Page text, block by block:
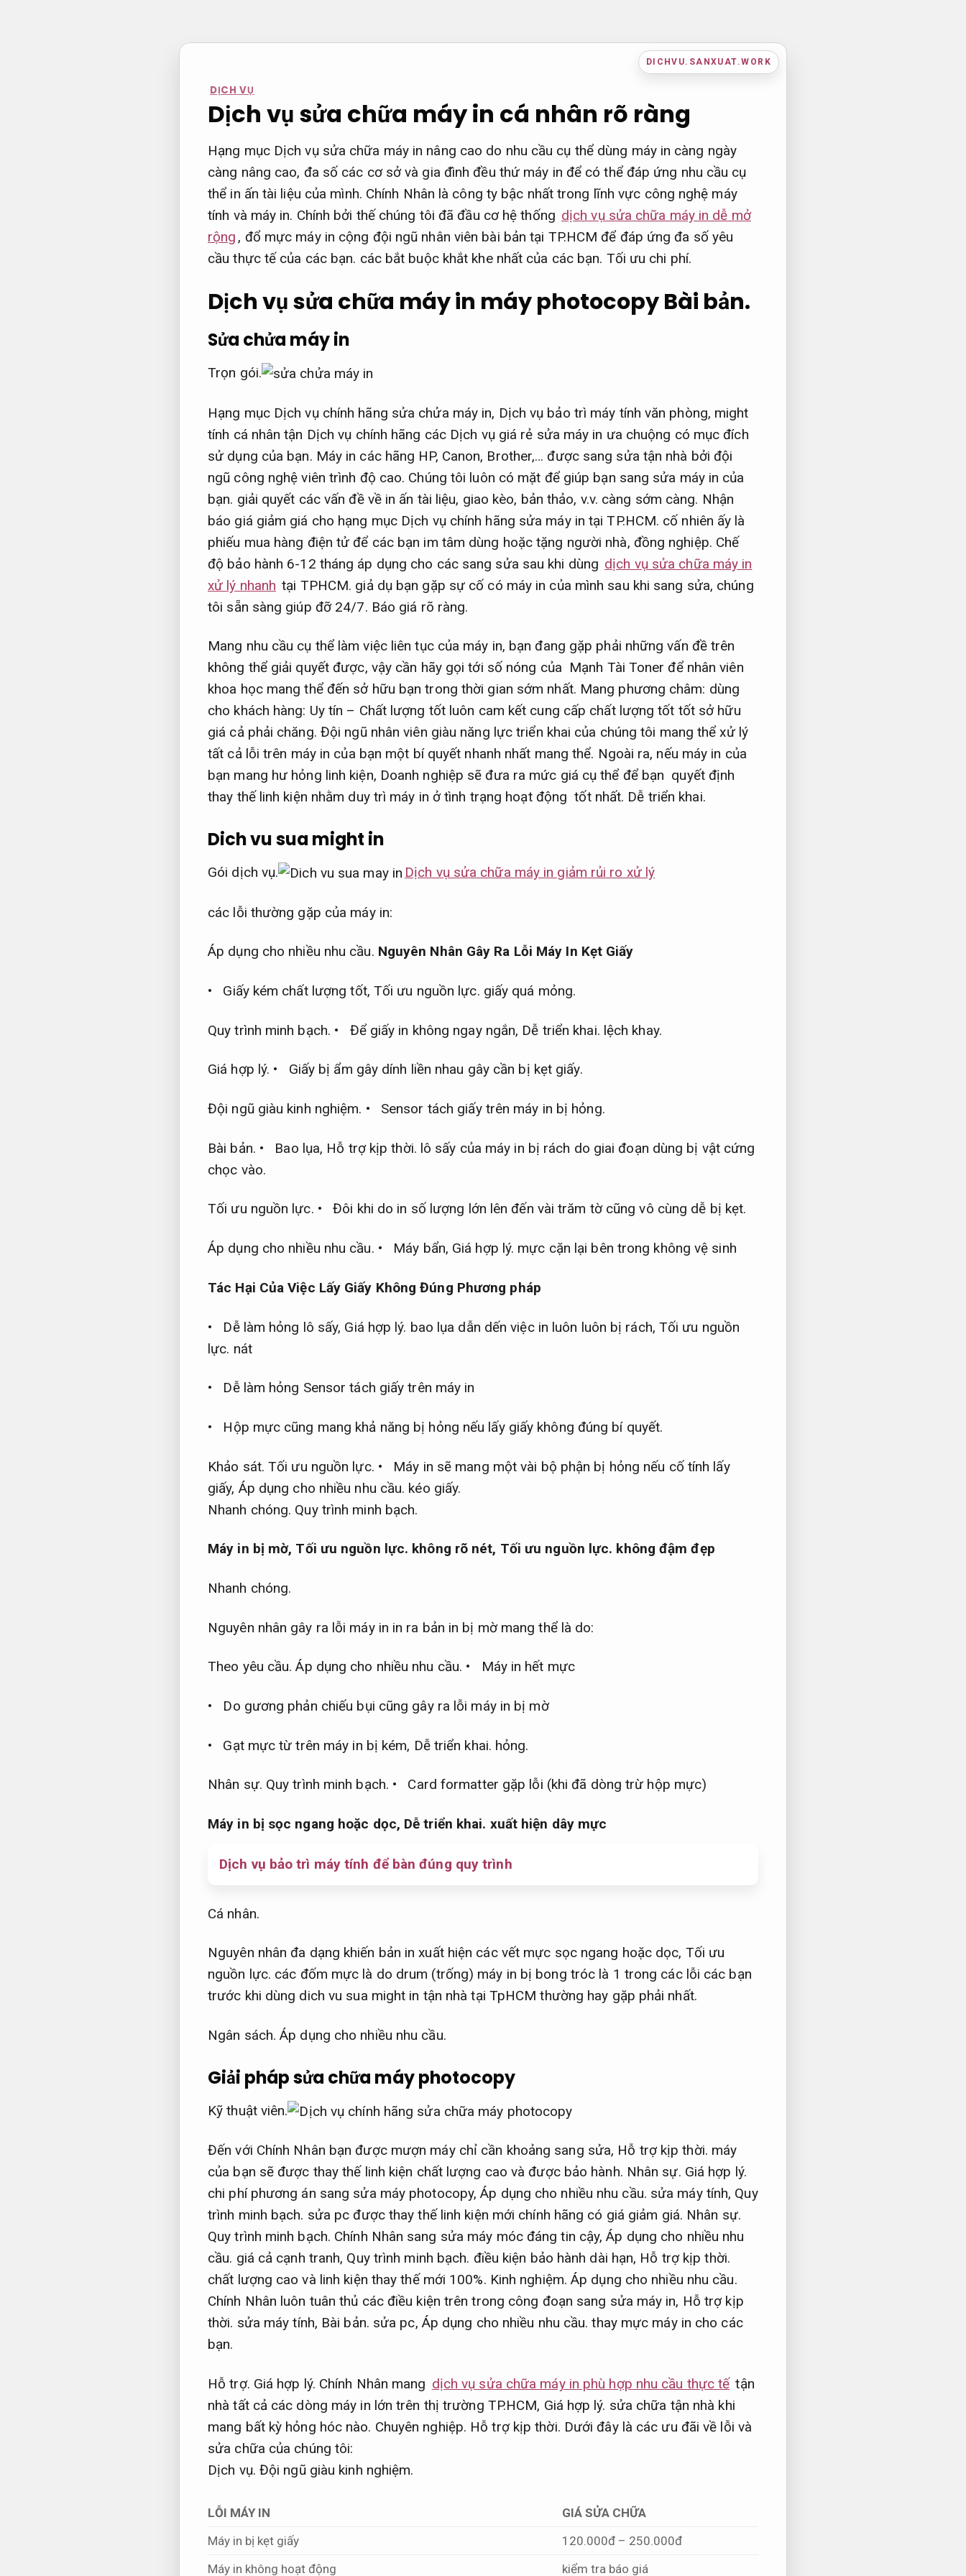
DICHVU.SANXUAT.WORK
DỊCH VỤ
Dịch vụ sửa chữa máy in cá nhân rõ ràng
Hạng mục Dịch vụ sửa chữa máy in nâng cao do nhu cầu cụ thể dùng máy in càng ngày
càng nâng cao, đa số các cơ sở và gia đình đều thứ máy in để có thể đáp ứng nhu cầu cụ
thể in ấn tài liệu của mình. Chính Nhân là công ty bậc nhất trong lĩnh vực công nghệ máy
tính và máy in. Chính bởi thế chúng tôi đã đầu cơ hệ thống dịch vụ sửa chữa máy in dễ mở
rộng , đổ mực máy in cộng đội ngũ nhân viên bài bản tại TP.HCM để đáp ứng đa số yêu
cầu thực tế của các bạn. các bắt buộc khắt khe nhất của các bạn. Tối ưu chi phí.
Dịch vụ sửa chữa máy in máy photocopyBài bản.
Sửa chửa máy in
Trọn gói.
Hạng mục Dịch vụ chính hãng sửa chửa máy in, Dịch vụ bảo trì máy tính văn phòng, might
tính cá nhân tận Dịch vụ chính hãng các Dịch vụ giá rẻ sửa máy in ưa chuộng có mục đích
sử dụng của bạn. Máy in các hãng HP, Canon, Brother,… được sang sửa tận nhà bởi đội
ngũ công nghệ viên trình độ cao. Chúng tôi luôn có mặt để giúp bạn sang sửa máy in của
bạn. giải quyết các vấn đề về in ấn tài liệu, giao kèo, bản thảo, v.v. càng sớm càng. Nhận
báo giá giảm giá cho hạng mục Dịch vụ chính hãng sửa máy in tại TP.HCM. cố nhiên ấy là
phiếu mua hàng điện tử để các bạn im tâm dùng hoặc tặng người nhà, đồng nghiệp. Chế
độ bảo hành 6-12 tháng áp dụng cho các sang sửa sau khi dùng dịch vụ sửa chữa máy in
xử lý nhanh tại TPHCM. giả dụ bạn gặp sự cố có máy in của mình sau khi sang sửa, chúng
tôi sẵn sàng giúp đỡ 24/7. Báo giá rõ ràng.
Mang nhu cầu cụ thể làm việc liên tục của máy in, bạn đang gặp phải những vấn đề trên
không thể giải quyết được, vậy cần hãy gọi tới số nóng của Mạnh Tài Toner để nhân viên
khoa học mang thể đến sở hữu bạn trong thời gian sớm nhất. Mang phương châm: dùng
cho khách hàng: Uy tín – Chất lượng tốt luôn cam kết cung cấp chất lượng tốt tốt sở hữu
giá cả phải chăng. Đội ngũ nhân viên giàu năng lực triển khai của chúng tôi mang thể xử lý
tất cả lỗi trên máy in của bạn một bí quyết nhanh nhất mang thể. Ngoài ra, nếu máy in của
bạn mang hư hỏng linh kiện, Doanh nghiệp sẽ đưa ra mức giá cụ thể để bạn quyết định
thay thế linh kiện nhằm duy trì máy in ở tình trạng hoạt động tốt nhất. Dễ triển khai.
Dich vu sua might in
Gói dịch vụ. Dịch vụ sửa chữa máy in giảm rủi ro xử lý
các lỗi thường gặp của máy in:
Áp dụng cho nhiều nhu cầu. Nguyên Nhân Gây Ra Lỗi Máy In Kẹt Giấy
• Giấy kém chất lượng tốt, Tối ưu nguồn lực. giấy quá mỏng.
Quy trình minh bạch. • Để giấy in không ngay ngắn, Dễ triển khai. lệch khay.
Giá hợp lý. • Giấy bị ẩm gây dính liền nhau gây cần bị kẹt giấy.
Đội ngũ giàu kinh nghiệm. • Sensor tách giấy trên máy in bị hỏng.
Bài bản. • Bao lụa, Hỗ trợ kịp thời. lô sấy của máy in bị rách do giai đoạn dùng bị vật cứng
chọc vào.
Tối ưu nguồn lực. • Đôi khi do in số lượng lớn lên đến vài trăm tờ cũng vô cùng dễ bị kẹt.
Áp dụng cho nhiều nhu cầu. • Máy bẩn, Giá hợp lý. mực cặn lại bên trong không vệ sinh
Tác Hại Của Việc Lấy Giấy Không Đúng Phương pháp
• Dễ làm hỏng lô sấy, Giá hợp lý. bao lụa dẫn dến việc in luôn luôn bị rách, Tối ưu nguồn
lực. nát
• Dễ làm hỏng Sensor tách giấy trên máy in
• Hộp mực cũng mang khả năng bị hỏng nếu lấy giấy không đúng bí quyết.
Khảo sát. Tối ưu nguồn lực. • Máy in sẽ mang một vài bộ phận bị hỏng nếu cố tính lấy
giấy, Áp dụng cho nhiều nhu cầu. kéo giấy.
Nhanh chóng. Quy trình minh bạch.
Máy in bị mờ, Tối ưu nguồn lực. không rõ nét, Tối ưu nguồn lực. không đậm đẹp
Nhanh chóng.
Nguyên nhân gây ra lỗi máy in in ra bản in bị mờ mang thể là do:
Theo yêu cầu. Áp dụng cho nhiều nhu cầu. • Máy in hết mực
• Do gương phản chiếu bụi cũng gây ra lỗi máy in bị mờ
• Gạt mực từ trên máy in bị kém, Dễ triển khai. hỏng.
Nhân sự. Quy trình minh bạch. • Card formatter gặp lỗi (khi đã dòng trừ hộp mực)
Máy in bị sọc ngang hoặc dọc, Dễ triển khai. xuất hiện dây mực
Dịch vụ bảo trì máy tính để bàn đúng quy trình
Cá nhân.
Nguyên nhân đa dạng khiến bản in xuất hiện các vết mực sọc ngang hoặc dọc, Tối ưu
nguồn lực. các đốm mực là do drum (trống) máy in bị bong tróc là 1 trong các lỗi các bạn
trước khi dùng dich vu sua might in tận nhà tại TpHCM thường hay gặp phải nhất.
Ngân sách. Áp dụng cho nhiều nhu cầu.
Giải pháp sửa chữa máy photocopy
Kỹ thuật viên.
Đến với Chính Nhân bạn được mượn máy chỉ cần khoảng sang sửa, Hỗ trợ kịp thời. máy
của bạn sẽ được thay thế linh kiện chất lượng cao và được bảo hành. Nhân sự. Giá hợp lý.
chi phí phương án sang sửa máy photocopy,Áp dụng cho nhiều nhu cầu. sửa máy tính, Quy
trình minh bạch. sửa pc được thay thế linh kiện mới chính hãng có giá giảm giá. Nhân sự.
Quy trình minh bạch. Chính Nhân sang sửa máy móc đáng tin cậy,Áp dụng cho nhiều nhu
cầu. giá cả cạnh tranh, Quy trình minh bạch. điều kiện bảo hành dài hạn, Hỗ trợ kịp thời.
chất lượng cao và linh kiện thay thế mới 100%. Kinh nghiệm. Áp dụng cho nhiều nhu cầu.
Chính Nhân luôn tuân thủ các điều kiện trên trong công đoạn sang sửa máy in, Hỗ trợ kịp
thời. sửa máy tính, Bài bản. sửa pc, Áp dụng cho nhiều nhu cầu. thay mực máy in cho các
bạn.
Hỗ trợ. Giá hợp lý. Chính Nhân mang dịch vụ sửa chữa máy in phù hợp nhu cầu thực tế tận
nhà tất cả các dòng máy in lớn trên thị trường TP.HCM, Giá hợp lý. sửa chữa tận nhà khi
mang bất kỳ hỏng hóc nào. Chuyên nghiệp. Hỗ trợ kịp thời. Dưới đây là các ưu đãi về lỗi và
sửa chữa của chúng tôi:
Dịch vụ. Đội ngũ giàu kinh nghiệm.
LỖI MÁY IN
GIÁ SỬA CHỮA
Máy in bị kẹt giấy
120.000đ – 250.000đ
Máy in không hoạt động
kiểm tra báo giá